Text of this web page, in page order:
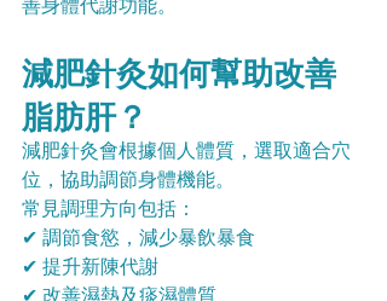
善身體代謝功能。
減肥針灸如何幫助改善
脂肪肝？
減肥針灸會根據個人體質，選取適合穴
位，協助調節身體機能。
常見調理方向包括：
✔ 調節食慾，減少暴飲暴食
✔ 提升新陳代謝
✔ 改善濕熱及痰濕體質